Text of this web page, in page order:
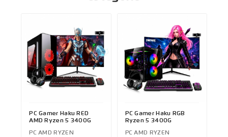
PC Gamer Haku RED
AMD Ryzen 5 3400G
PC AMD RYZEN
PC Gamer Haku RGB
Ryzen 5 3400G
PC AMD RYZEN